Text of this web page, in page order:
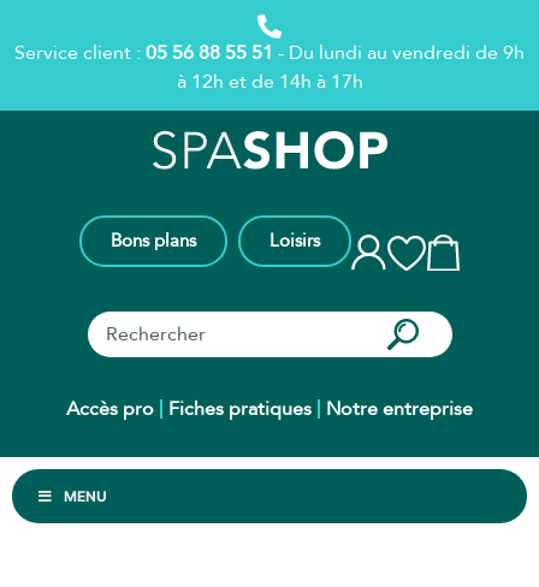
Service client : 05 56 88 55 51 - Du lundi au vendredi de 9h
à 12h et de 14h à 17h
Bons plans Loisirs
Accès pro Fiches pratiques Notre entreprise
MENU